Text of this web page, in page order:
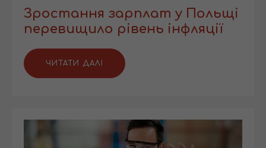
Зростання зарплат у Польщі
перевищило рівень інфляції
ЧИТАТИ ДАЛІ